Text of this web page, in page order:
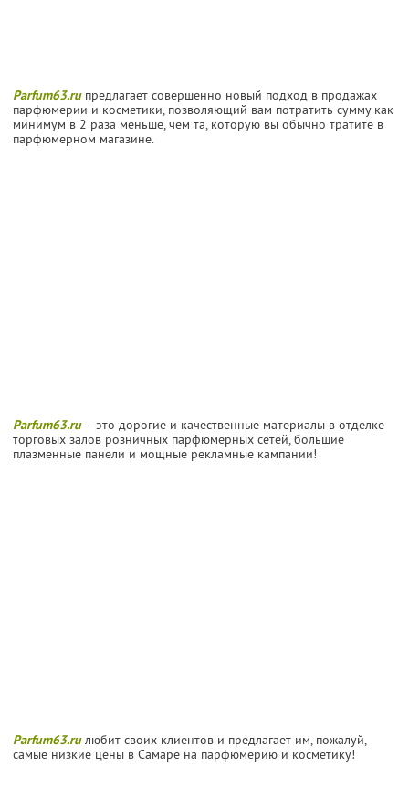
Parfum63.ru предлагает совершенно новый подход в продажах
парфюмерии и косметики, позволяющий вам потратить сумму как
минимум в 2 раза меньше, чем та, которую вы обычно тратите в
парфюмерном магазине.
Parfum63.ru – это дорогие и качественные материалы в отделке
торговых залов розничных парфюмерных сетей, большие
плазменные панели и мощные рекламные кампании!
Parfum63.ru любит своих клиентов и предлагает им, пожалуй,
самые низкие цены в Самаре на парфюмерию и косметику!